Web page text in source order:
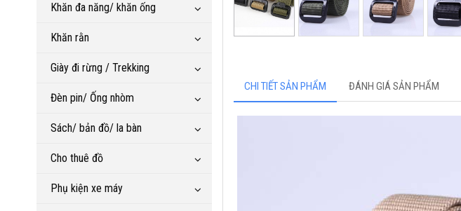
CHI TIẾT SẢN PHẨM ĐÁNH GIÁ SẢN PHẨM
Khăn đa năng/ khăn ống
Khăn rằn
Giày đi rừng / Trekking
Đèn pin/ Ống nhòm
Sách/ bản đồ/ la bàn
Cho thuê đồ
Phụ kiện xe máy